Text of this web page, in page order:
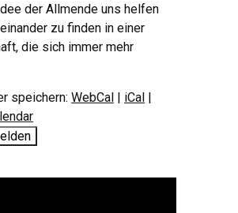
der Allmende uns helfen
zu finden in einer
die sich immer mehr
speichern: WebCal | iCal |